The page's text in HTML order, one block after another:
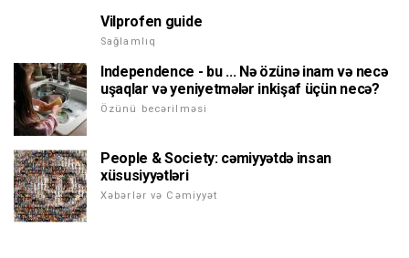
Vilprofen guide
Sağlamlıq
Independence - bu ... Nə özünə inam və necə
uşaqlar və yeniyetmələr inkişaf üçün necə?
Özünü becərilməsi
People & Society: cəmiyyətdə insan
xüsusiyyətləri
Xəbərlər və Cəmiyyət